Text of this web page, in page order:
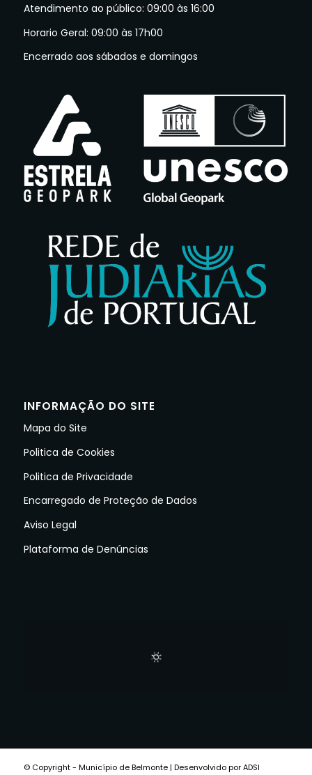
Atendimento ao público: 09:00 às 16:00
Horario Geral: 09:00 às 17h00
Encerrado aos sábados e domingos
INFORMAÇÃO DO SITE
Mapa do Site
Politica de Cookies
Politica de Privacidade
Encarregado de Proteção de Dados
Aviso Legal
Plataforma de Denúncias
© Copyright - Município de Belmonte | Desenvolvido por ADSI